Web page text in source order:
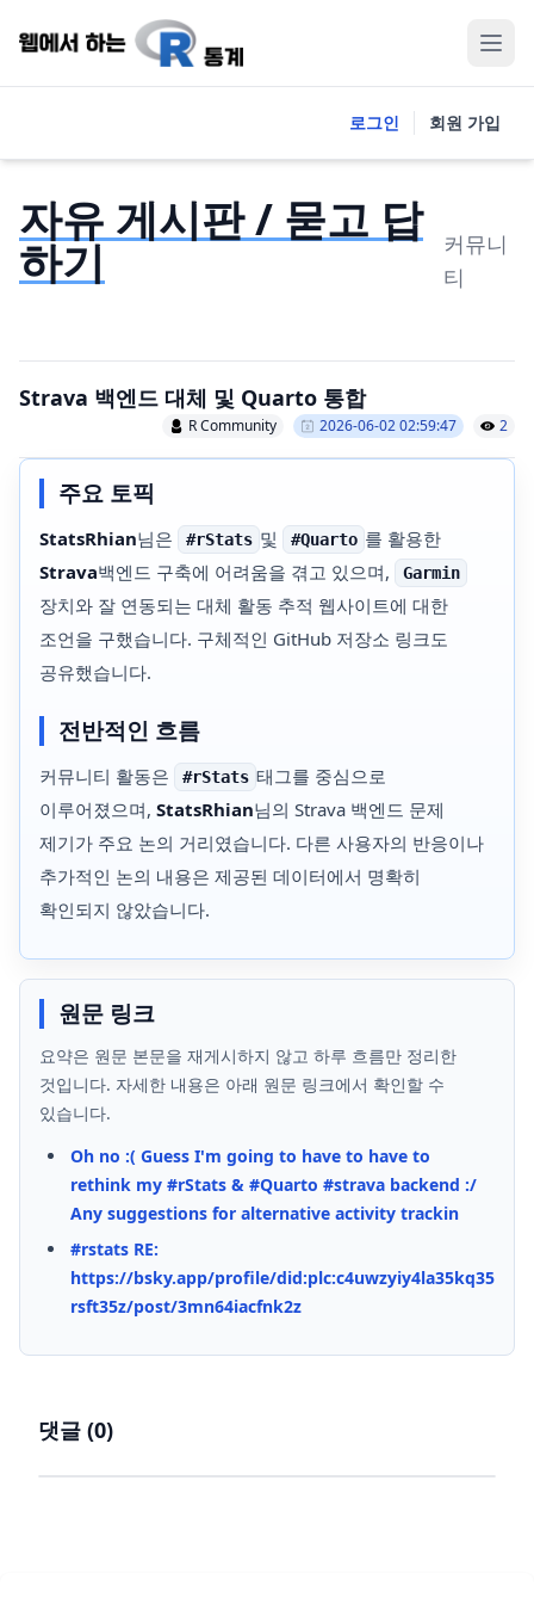
로그인 회원 가입
자유 게시판 / 묻고 답
하기
커뮤니
티
Strava 백엔드 대체 및 Quarto 통합
R Community 2026-06-02 02:59:47 2
주요 토픽
StatsRhian님은 #rStats 및 #Quarto 를 활용한
Strava백엔드 구축에 어려움을 겪고 있으며, Garmin
장치와 잘 연동되는 대체 활동 추적 웹사이트에 대한
조언을 구했습니다. 구체적인 GitHub 저장소 링크도
공유했습니다.
전반적인 흐름
커뮤니티 활동은 #rStats 태그를 중심으로
이루어졌으며, StatsRhian님의 Strava 백엔드 문제
제기가 주요 논의 거리였습니다. 다른 사용자의 반응이나
추가적인 논의 내용은 제공된 데이터에서 명확히
확인되지 않았습니다.
원문 링크
요약은 원문 본문을 재게시하지 않고 하루 흐름만 정리한
것입니다. 자세한 내용은 아래 원문 링크에서 확인할 수
있습니다.
Oh no :( Guess I'm going to have to have to
rethink my #rStats & #Quarto #strava backend :/
Any suggestions for alternative activity trackin
#rstats RE:
https://bsky.app/profile/did:plc:c4uwzyiy4la35kq35
rsft35z/post/3mn64iacfnk2z
댓글 (0)